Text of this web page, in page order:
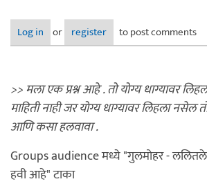
Log in or register to post comments
>> मला एक प्रश्न आहे . तो योग्य धाग्यावर
माहिती नाही जर योग्य धाग्यावर लिहला नसेल
आणि कसा हलवावा .
Groups audience मध्ये "गुलमोहर -
हवी आहे" टाका